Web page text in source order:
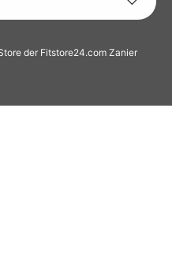
der Fitstore24.com Zanier